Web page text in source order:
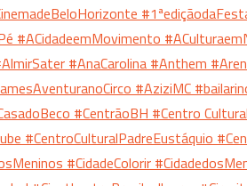
#ACidadeemMovimento
#AnaCarolina #Anthem
#AziziMC
#CentrãoBH #Centro
#CentroCulturalPadreEustáquio
#CidadeColorir